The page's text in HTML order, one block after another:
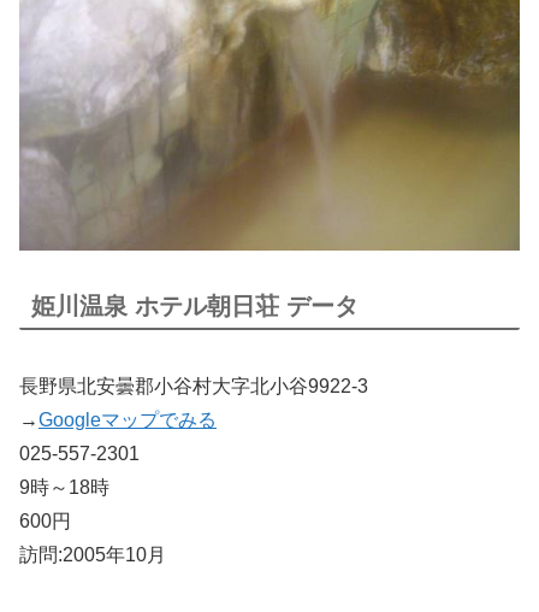
姫川温泉 ホテル朝日荘 データ
長野県北安曇郡小谷村大字北小谷9922-3
→Googleマップでみる
025-557-2301
9時～18時
600円
訪問:2005年10月